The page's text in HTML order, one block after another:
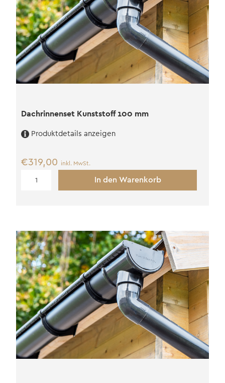
Dachrinnenset Kunststoff 100 mm
Produktdetails anzeigen
€319,00 inkl. MwSt.
Dachrinnenset
In den Warenkorb